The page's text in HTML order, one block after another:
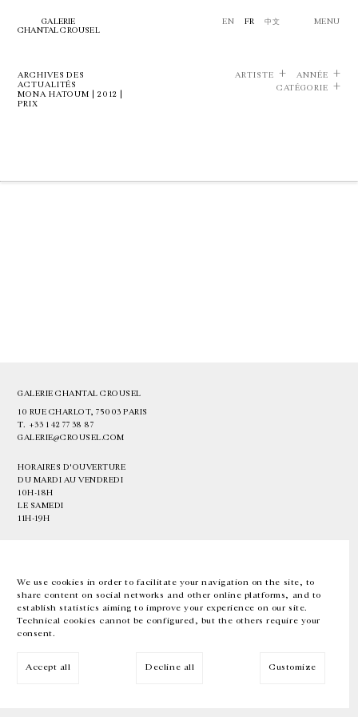
We use cookies in order to facilitate your navigation on the site, to
share content on social networks and other online platforms, and to
establish statistics aiming to improve your experience on our site.
Technical cookies cannot be configured, but the others require your
consent.
Accept all Decline all Customize
GALERIE
CHANTAL CROUSEL
EN FR 中文 MENU
ARCHIVES DES
ACTUALITÉS
MONA HATOUM | 2012 |
PRIX
ARTISTE
ANNÉE
CATÉGORIE
GALERIE CHANTAL CROUSEL
10 RUE CHARLOT, 75003 PARIS
T. +33 1 42 77 38 87
GALERIE@CROUSEL.COM
HORAIRES D'OUVERTURE
DU MARDI AU VENDREDI
10H-18H
LE SAMEDI
11H-19H
EN FR 中文 Facebook Instagram
Inscrivez-vous à notre newsletter